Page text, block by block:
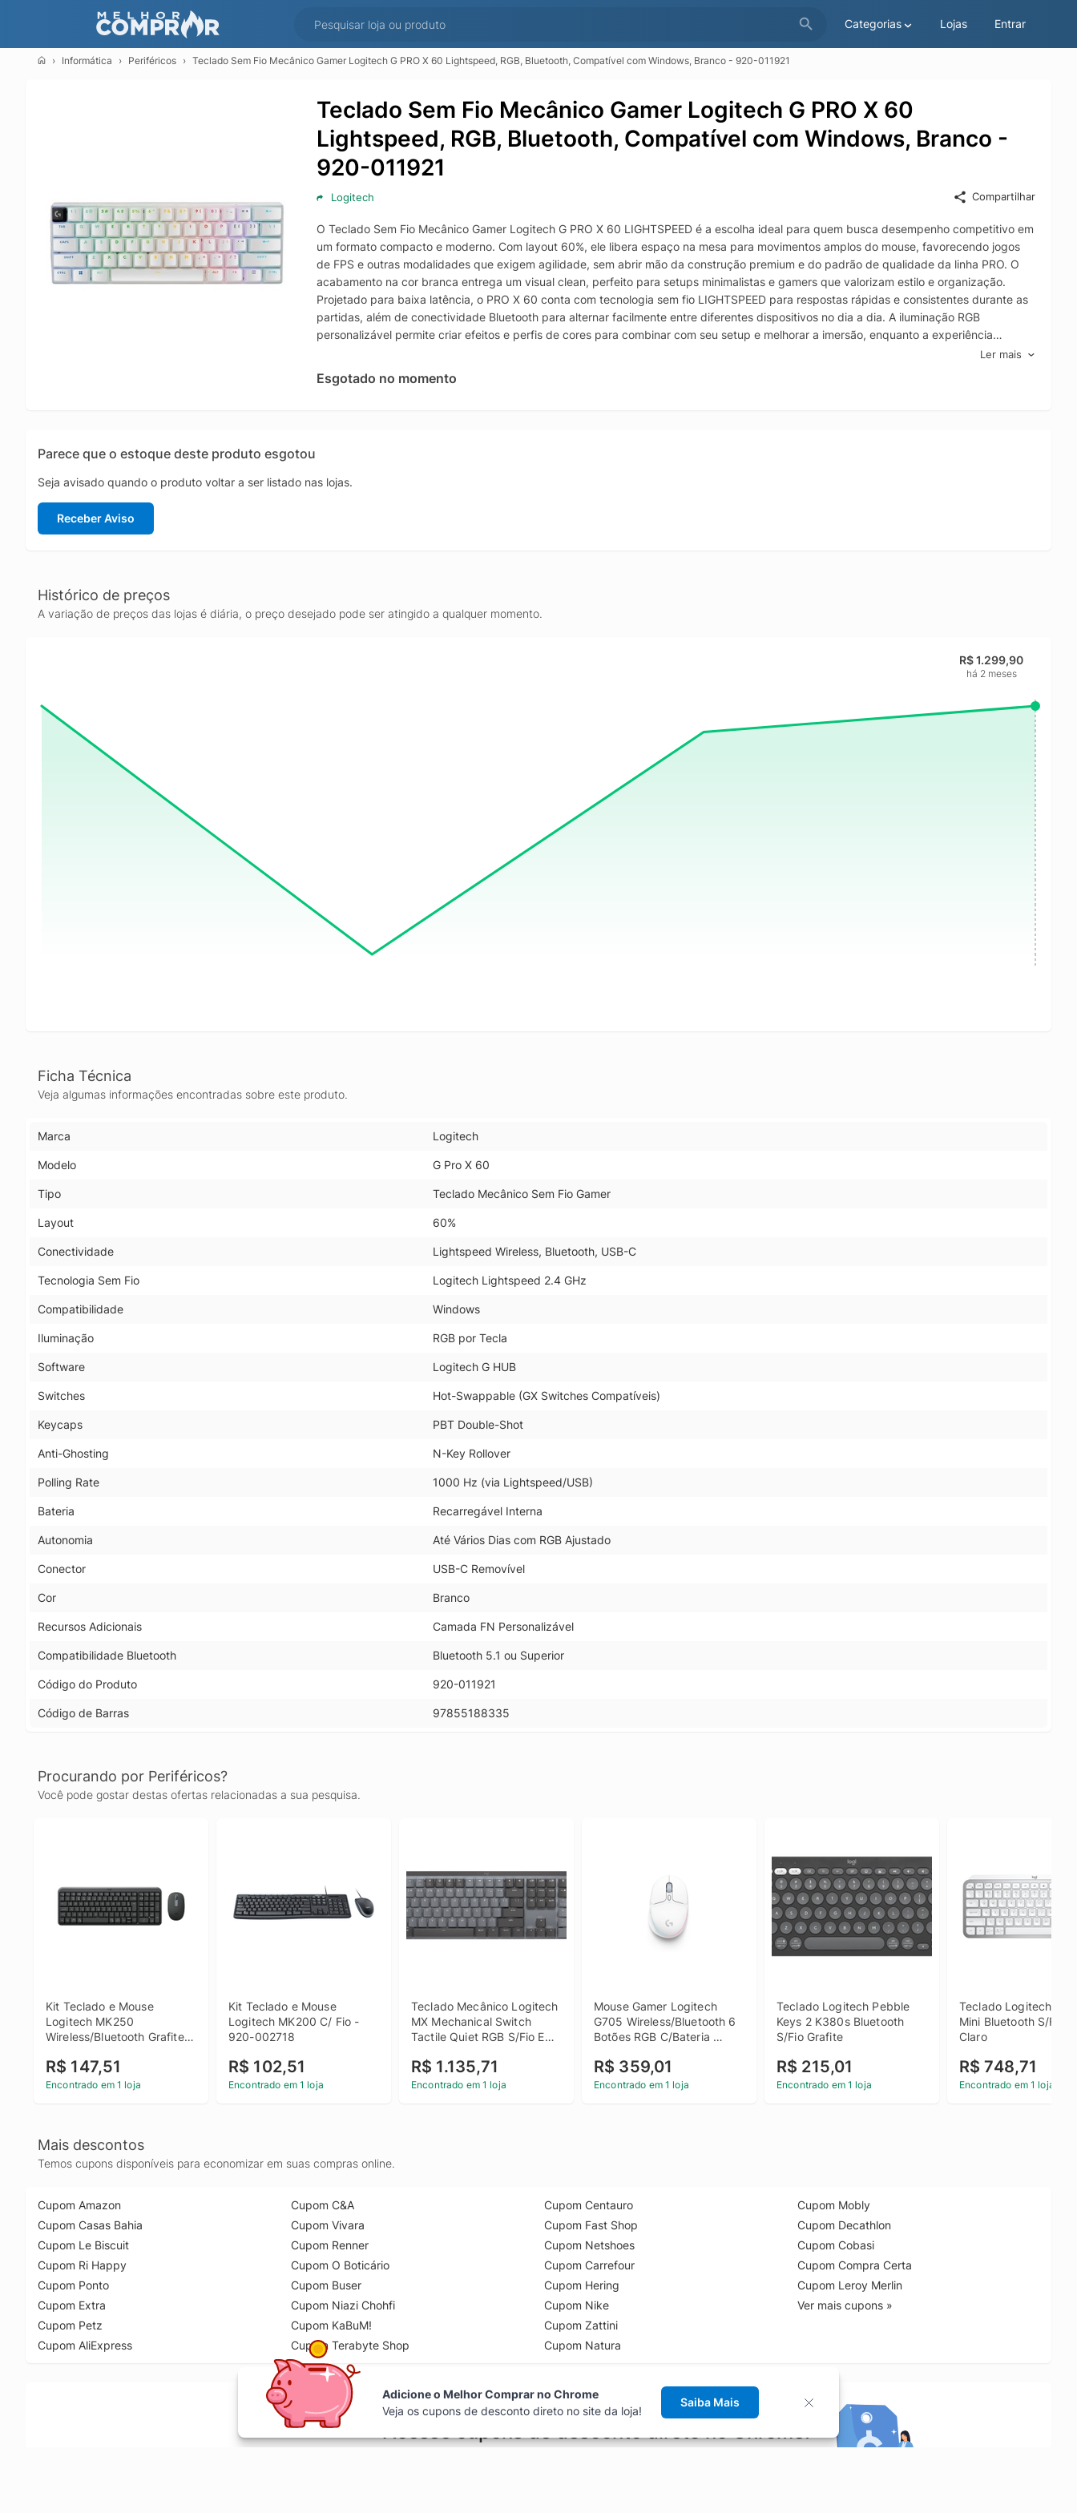
Categorias Lojas Entrar
Informática Periféricos Teclado Sem Fio Mecânico Gamer Logitech G PRO X 60 Lightspeed, RGB, Bluetooth, Compatível com Windows, Branco - 920-011921
Teclado Sem Fio Mecânico Gamer Logitech G PRO X 60
Lightspeed, RGB, Bluetooth, Compatível com Windows, Branco -
920-011921
Logitech Compartilhar
O Teclado Sem Fio Mecânico Gamer Logitech G PRO X 60 LIGHTSPEED é a escolha ideal para quem busca desempenho competitivo em
um formato compacto e moderno. Com layout 60%, ele libera espaço na mesa para movimentos amplos do mouse, favorecendo jogos
de FPS e outras modalidades que exigem agilidade, sem abrir mão da construção premium e do padrão de qualidade da linha PRO. O
acabamento na cor branca entrega um visual clean, perfeito para setups minimalistas e gamers que valorizam estilo e organização.
Projetado para baixa latência, o PRO X 60 conta com tecnologia sem fio LIGHTSPEED para respostas rápidas e consistentes durante as
partidas, além de conectividade Bluetooth para alternar facilmente entre diferentes dispositivos no dia a dia. A iluminação RGB
personalizável permite criar efeitos e perfis de cores para combinar com seu setup e melhorar a imersão, enquanto a experiência
mecânica garante toques precisos, controle e sensação tátil confiável para longas sessões de jogo e trabalho. Compatível com Windows,
é uma excelente opção para quem quer um teclado gamer mecânico sem fio compacto, potente e pronto para alta performance.
Ler mais
Esgotado no momento
Parece que o estoque deste produto esgotou
Seja avisado quando o produto voltar a ser listado nas lojas.
Receber Aviso
Histórico de preços
A variação de preços das lojas é diária, o preço desejado pode ser atingido a qualquer momento.
R$ 1.299,90
há 2 meses
Ficha Técnica
Veja algumas informações encontradas sobre este produto.
Marca Logitech
Modelo G Pro X 60
Tipo Teclado Mecânico Sem Fio Gamer
Layout 60%
Conectividade Lightspeed Wireless, Bluetooth, USB-C
Tecnologia Sem Fio Logitech Lightspeed 2.4 GHz
Compatibilidade Windows
Iluminação RGB por Tecla
Software Logitech G HUB
Switches Hot-Swappable (GX Switches Compatíveis)
Keycaps PBT Double-Shot
Anti-Ghosting N-Key Rollover
Polling Rate 1000 Hz (via Lightspeed/USB)
Bateria Recarregável Interna
Autonomia Até Vários Dias com RGB Ajustado
Conector USB-C Removível
Cor Branco
Recursos Adicionais Camada FN Personalizável
Compatibilidade Bluetooth Bluetooth 5.1 ou Superior
Código do Produto 920-011921
Código de Barras 97855188335
Procurando por Periféricos?
Você pode gostar destas ofertas relacionadas a sua pesquisa.
Kit Teclado e Mouse
Logitech MK250
Wireless/Bluetooth Grafite -
R$ 147,51
Encontrado em 1 loja
Kit Teclado e Mouse
Logitech MK200 C/ Fio -
920-002718
R$ 102,51
Encontrado em 1 loja
Teclado Mecânico Logitech
MX Mechanical Switch
Tactile Quiet RGB S/Fio EN-
R$ 1.135,71
Encontrado em 1 loja
Mouse Gamer Logitech
G705 Wireless/Bluetooth 6
Botões RGB C/Bateria
R$ 359,01
Encontrado em 1 loja
Teclado Logitech Pebble
Keys 2 K380s Bluetooth
S/Fio Grafite
R$ 215,01
Encontrado em 1 loja
Teclado Logitech MX
Mini Bluetooth S/Fio
Claro
R$ 748,71
Encontrado em 1 loja
Mais descontos
Temos cupons disponíveis para economizar em suas compras online.
Cupom Amazon
Cupom Casas Bahia
Cupom Le Biscuit
Cupom Ri Happy
Cupom Ponto
Cupom Extra
Cupom Petz
Cupom AliExpress
Cupom C&A
Cupom Vivara
Cupom Renner
Cupom O Boticário
Cupom Buser
Cupom Niazi Chohfi
Cupom KaBuM!
Cupom Terabyte Shop
Cupom Centauro
Cupom Fast Shop
Cupom Netshoes
Cupom Carrefour
Cupom Hering
Cupom Nike
Cupom Zattini
Cupom Natura
Cupom Mobly
Cupom Decathlon
Cupom Cobasi
Cupom Compra Certa
Cupom Leroy Merlin
Ver mais cupons »
Acesse cupons de desconto direto no Chrome!
Adicione o Melhor Comprar no Chrome
Veja os cupons de desconto direto no site da loja!
Saiba Mais